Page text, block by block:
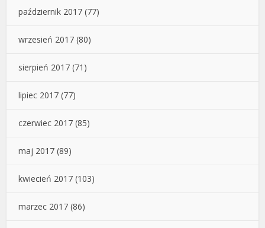
październik 2017 (77)
wrzesień 2017 (80)
sierpień 2017 (71)
lipiec 2017 (77)
czerwiec 2017 (85)
maj 2017 (89)
kwiecień 2017 (103)
marzec 2017 (86)